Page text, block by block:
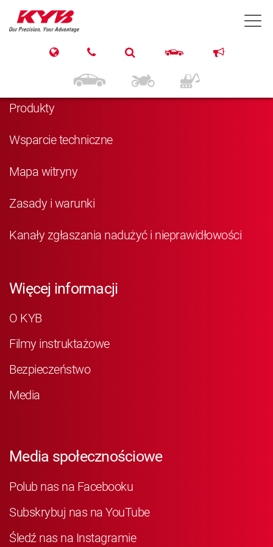
Nawigacja
Strona główna
Produkty
Wsparcie techniczne
Mapa witryny
Zasady i warunki
Kanały zgłaszania nadużyć i nieprawidłowości
Więcej informacji
O KYB
Filmy instruktażowe
Bezpieczeństwo
Media
Media społecznościowe
Polub nas na Facebooku
Subskrybuj nas na YouTube
Śledź nas na Instagramie